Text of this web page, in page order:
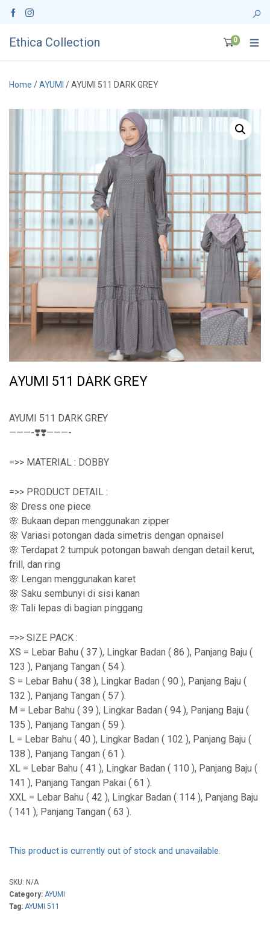
Ethica Collection 0
Home /AYUMI / AYUMI 511 DARK GREY
AYUMI 511 DARK GREY
AYUMI 511 DARK GREY
———-❣️❣️———-
=>> MATERIAL : DOBBY
=>> PRODUCT DETAIL :
🌸 Dress one piece
🌸 Bukaan depan menggunakan zipper
🌸 Variasi potongan dada simetris dengan opnaisel
🌸 Terdapat 2 tumpuk potongan bawah dengan detail kerut,
frill, dan ring
🌸 Lengan menggunakan karet
🌸 Saku sembunyi di sisi kanan
🌸 Tali lepas di bagian pinggang
=>> SIZE PACK :
XS = Lebar Bahu ( 37 ), Lingkar Badan ( 86 ), Panjang Baju (
123 ), Panjang Tangan ( 54 ).
S = Lebar Bahu ( 38 ), Lingkar Badan ( 90 ), Panjang Baju (
132 ), Panjang Tangan ( 57 ).
M = Lebar Bahu ( 39 ), Lingkar Badan ( 94 ), Panjang Baju (
135 ), Panjang Tangan ( 59 ).
L = Lebar Bahu ( 40 ), Lingkar Badan ( 102 ), Panjang Baju (
138 ), Panjang Tangan ( 61 ).
XL = Lebar Bahu ( 41 ), Lingkar Badan ( 110 ), Panjang Baju (
141 ), Panjang Tangan Pakai ( 61 ).
XXL = Lebar Bahu ( 42 ), Lingkar Badan ( 114 ), Panjang Baju
( 141 ), Panjang Tangan ( 63 ).
This product is currently out of stock and unavailable.
SKU: N/A
Category: AYUMI
Tag: AYUMI 511